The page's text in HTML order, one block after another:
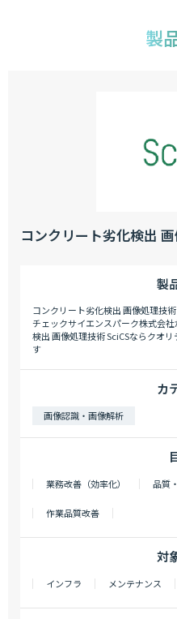
製
コンクリート劣化検出
製
コンクリート劣化検出 画像処理技
チェックサイエンスパーク株式会
検出 画像処理技術 SciCSならクオ
す
カ
画像認識・画像解析
業務改善（効率化） 品質
作業品質改善
対
インフラ メンテナンス